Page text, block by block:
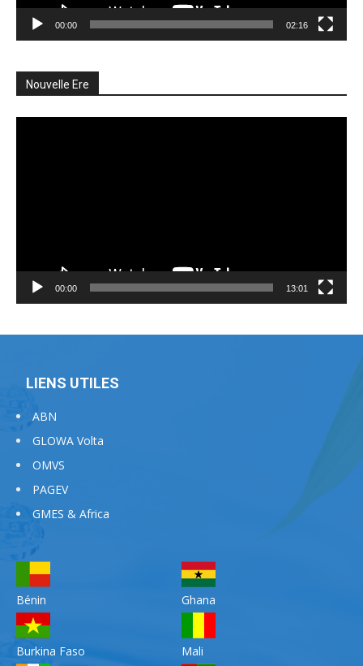
00:00 02:16
Nouvelle Ere
00:00 13:01
LIENS UTILES
ABN
GLOWA Volta
OMVS
PAGEV
GMES & Africa
Bénin
Burkina Faso
Ghana
Mali